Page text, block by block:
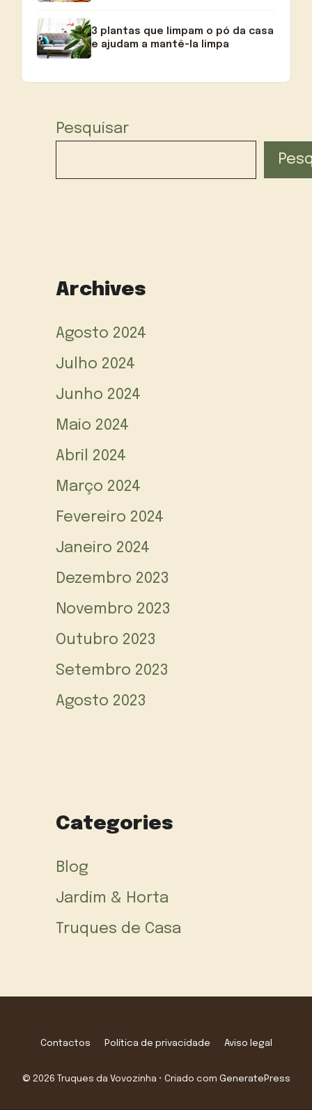
3 plantas que limpam o pó da casa
e ajudam a mantê-la limpa
Pesquisar
Archives
Agosto 2024
Julho 2024
Junho 2024
Maio 2024
Abril 2024
Março 2024
Fevereiro 2024
Janeiro 2024
Dezembro 2023
Novembro 2023
Outubro 2023
Setembro 2023
Agosto 2023
Categories
Blog
Jardim & Horta
Truques de Casa
Contactos Política de privacidade Aviso legal
© 2026 Truques da Vovozinha • Criado com GeneratePress